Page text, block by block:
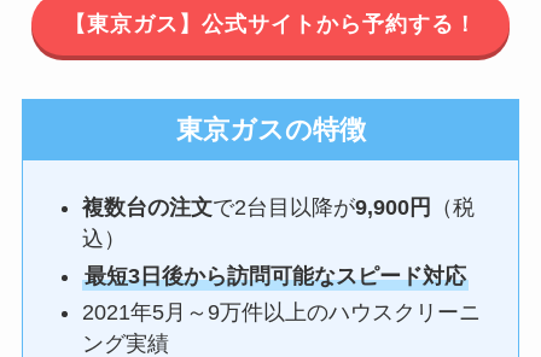
【東京ガス】公式サイトから予約する！
東京ガスの特徴
複数台の注文で2台目以降が9,900円
（税
込）
最短3日後から訪問可能なスピード対応
2021年5月～9万件以上のハウスクリーニ
ング実績